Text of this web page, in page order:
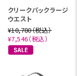
クリークパックラージ
ウエスト
¥10,780（税込）
¥7,546（税込）